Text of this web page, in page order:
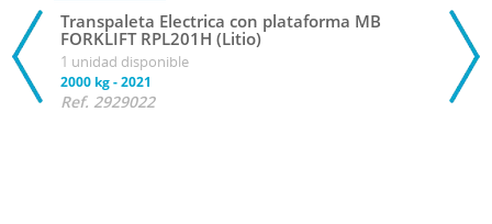
Transpaleta Electrica con plataforma MB
FORKLIFT RPL201H (Litio)
1 unidad disponible
2000 kg-2021
Ref. 2929022